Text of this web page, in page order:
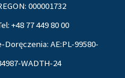
000001732
+48 77 449 80 00
Doręczenia: AE:PL-99580-
WADTH-24